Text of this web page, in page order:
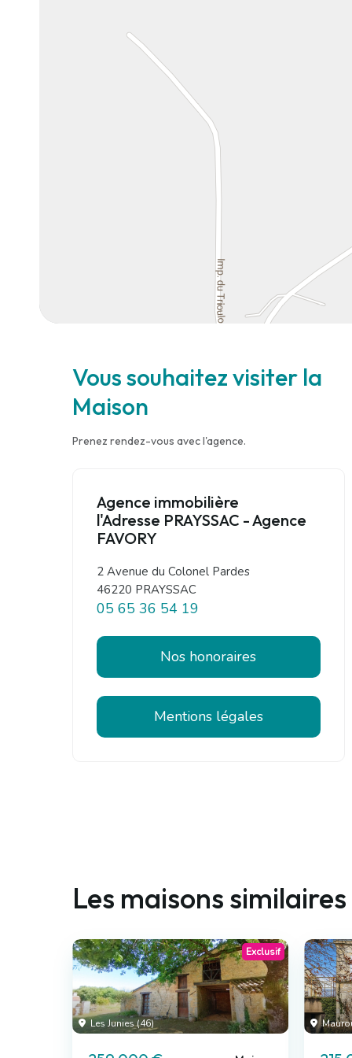
Vous souhaitez visiter la
Maison
Prenez rendez-vous avec l'agence.
Agence immobilière
l'Adresse PRAYSSAC - Agence
FAVORY
2 Avenue du Colonel Pardes
46220 PRAYSSAC
05 65 36 54 19
Nos honoraires
Mentions légales
Les maisons similaires
Les Junies (46)
Exclusif